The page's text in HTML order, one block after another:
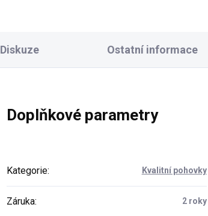
Diskuze Ostatní informace
Doplňkové parametry
Kategorie: Kvalitní pohovky
Záruka: 2 roky